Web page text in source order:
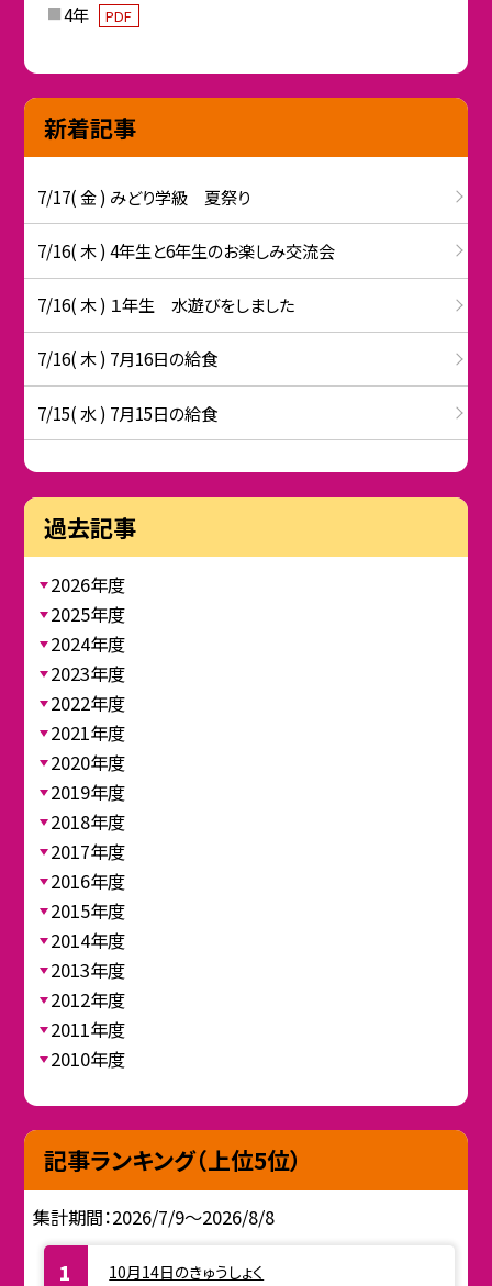
4年 PDF
新着記事
7/17( 金 ) みどり学級 夏祭り
7/16( 木 ) 4年生と6年生のお楽しみ交流会
7/16( 木 ) １年生 水遊びをしました
7/16( 木 ) 7月16日の給食
7/15( 水 ) 7月15日の給食
過去記事
2026年度
2025年度
2024年度
2023年度
2022年度
2021年度
2020年度
2019年度
2018年度
2017年度
2016年度
2015年度
2014年度
2013年度
2012年度
2011年度
2010年度
記事ランキング（上位5位）
集計期間：2026/7/9～2026/8/8
10月14日のきゅうしょく